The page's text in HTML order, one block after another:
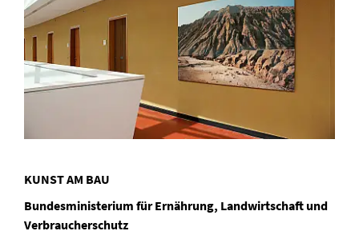
KUNST AM BAU
Bundesministerium für Ernährung, Landwirtschaft und
Verbraucherschutz